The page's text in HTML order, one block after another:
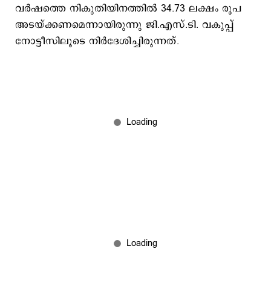
വർഷത്തെ നികുതിയിനത്തിൽ 34.73 ലക്ഷം രൂപ
അടയ്ക്കണമെന്നായിരുന്നു ജി.എസ്.ടി. വകുപ്പ്
നോട്ടീസിലൂടെ നിർദേശിച്ചിരുന്നത്.